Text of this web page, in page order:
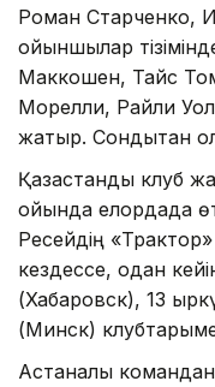
Роман Старченко,
ойыншылар
Маккошен, Тайс
Морелли, Райли
жатыр. Сондықтан
Қазақстандық клуб
ойында елордада
Ресейдің
кездессе, одан
(Хабаровск), 13
(Минск)
Астаналық